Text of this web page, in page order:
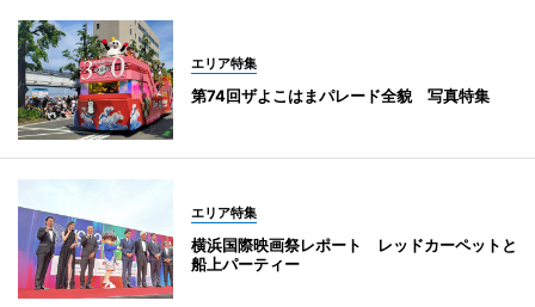
エリア特集
第74回ザよこはまパレード全貌 写真特集
エリア特集
横浜国際映画祭レポート レッドカーペットと
船上パーティー